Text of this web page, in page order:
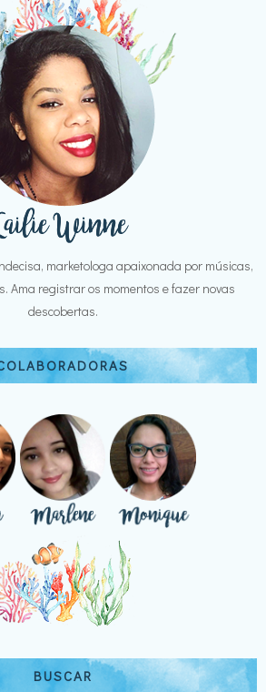
marketologa apaixonada por músicas,
Ama registrar os momentos e fazer novas
descobertas.
BUSCAR